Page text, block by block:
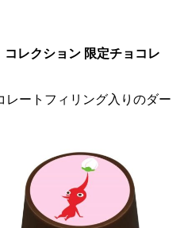
コレクション 限定チョコレ
ートフィリング入りのダー